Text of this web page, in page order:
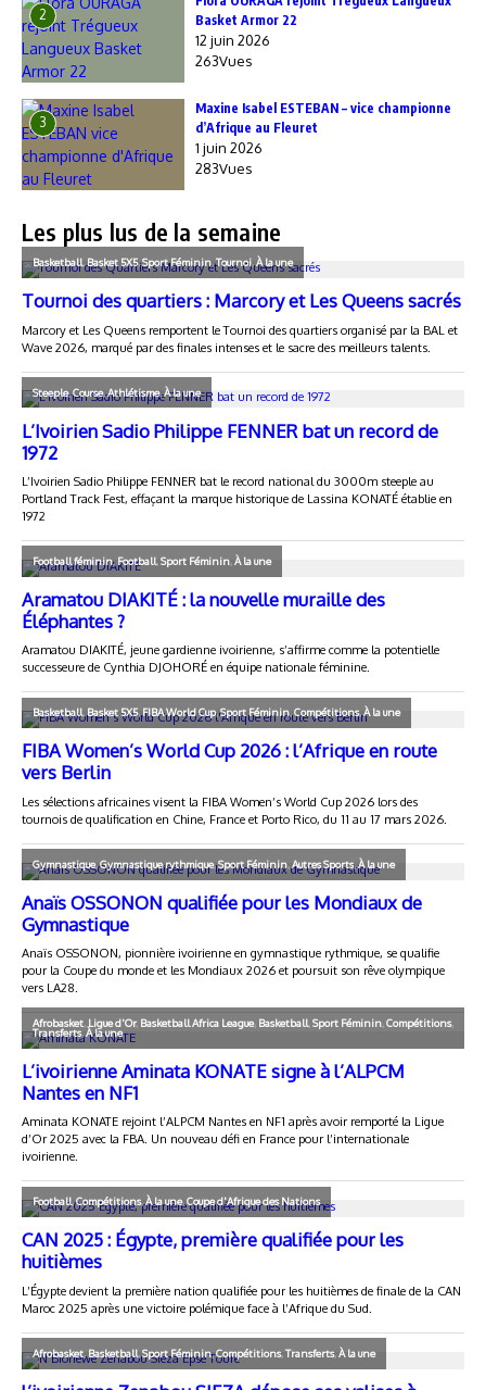
2
Basket Armor 22
12 juin 2026
263Vues
3
Maxine Isabel ESTEBAN – vice championne
d’Afrique au Fleuret
1 juin 2026
283Vues
Les plus lus de la semaine